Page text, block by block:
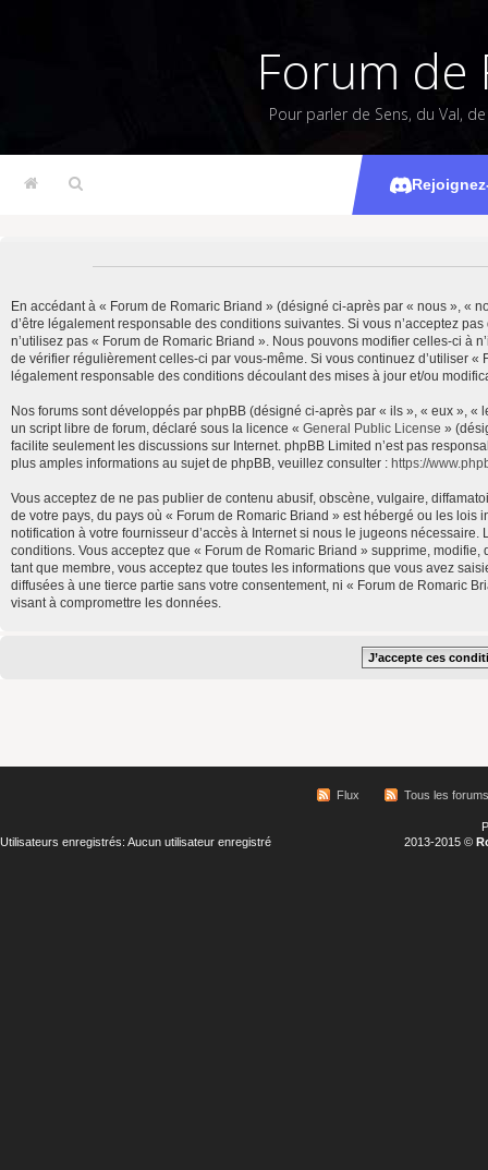
Forum de
Pour parler de Sens, du Val,
En accédant à « Forum de Romaric Briand » (désigné ci-après par « nous », «
d’être légalement responsable des conditions suivantes. Si vous n’acceptez
n’utilisez pas « Forum de Romaric Briand ». Nous pouvons modifier celles-ci à
de vérifier régulièrement celles-ci par vous-même. Si vous continuez d’utiliser
légalement responsable des conditions découlant des mises à jour et/ou
Nos forums sont développés par phpBB (désigné ci-après par « ils », « eux »,
un script libre de forum, déclaré sous la licence « General Public License »
facilite seulement les discussions sur Internet. phpBB Limited n’est pas
plus amples informations au sujet de phpBB, veuillez consulter : https://
Vous acceptez de ne pas publier de contenu abusif, obscène, vulgaire,
de votre pays, du pays où « Forum de Romaric Briand » est hébergé ou les
notification à votre fournisseur d’accès à Internet si nous le jugeons
conditions. Vous acceptez que « Forum de Romaric Briand » supprime,
tant que membre, vous acceptez que toutes les informations que vous avez
diffusées à une tierce partie sans votre consentement, ni « Forum de Romaric
visant à compromettre les données.
Flux Tous les forums
Utilisateurs enregistrés: Aucun utilisateur enregistré
2013-2015 ©